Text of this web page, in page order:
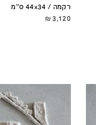
רקמה / 44x34 ס''מ
3,120
₪